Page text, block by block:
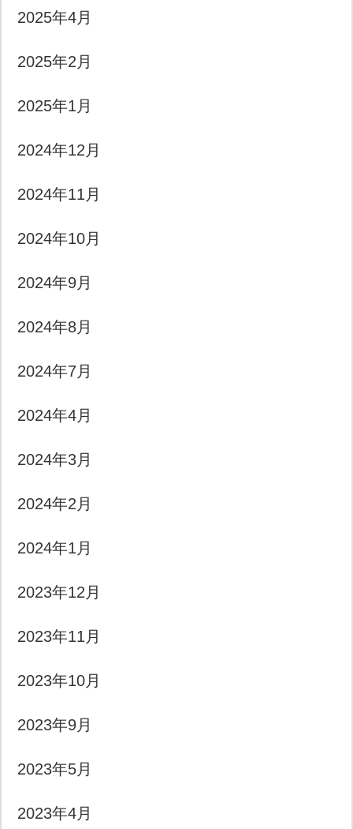
2025年4月
2025年2月
2025年1月
2024年12月
2024年11月
2024年10月
2024年9月
2024年8月
2024年7月
2024年4月
2024年3月
2024年2月
2024年1月
2023年12月
2023年11月
2023年10月
2023年9月
2023年5月
2023年4月